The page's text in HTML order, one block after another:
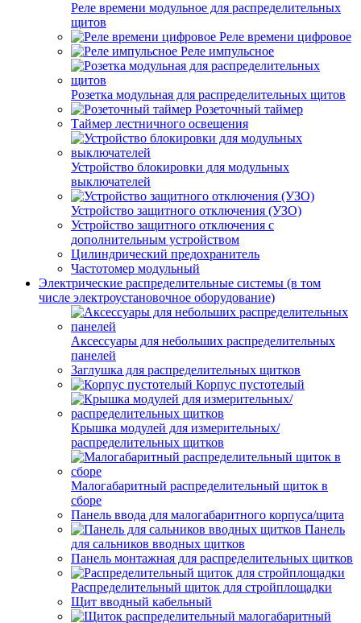
Реле времени модульное для распределительных
щитов
Реле времени цифровое
Реле импульсное
Розетка модульная для распределительных щитов
Розеточный таймер
Таймер лестничного освещения
Устройство блокировки для модульных
выключателей
Устройство защитного отключения (УЗО)
Устройство защитного отключения с
дополнительным устройством
Цилиндрический предохранитель
Частотомер модульный
Электрические распределительные системы (в том
числе электроустановочное оборудование)
Аксессуары для небольших распределительных
панелей
Заглушка для распределительных щитков
Корпус пустотелый
Крышка модулей для измерительных/
распределительных щитков
Малогабаритный распределительный щиток в
сборе
Панель ввода для малогабаритного корпуса/щита
Панель
для сальников вводных щитков
Панель монтажная для распределительных щитков
Распределительный щиток для стройплощадки
Щит вводный кабельный